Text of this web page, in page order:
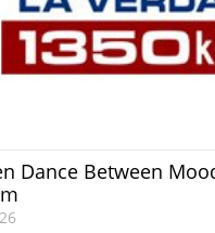
Dance Between